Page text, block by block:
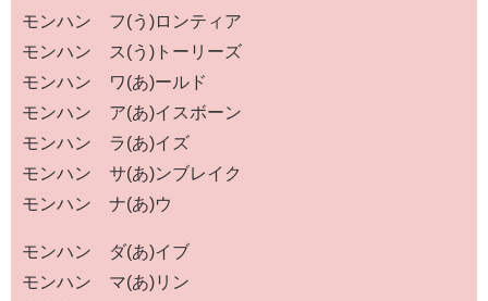
モンハン フ(う)ロンティア
モンハン ス(う)トーリーズ
モンハン ワ(あ)ールド
モンハン ア(あ)イスボーン
モンハン ラ(あ)イズ
モンハン サ(あ)ンブレイク
モンハン ナ(あ)ウ
モンハン ダ(あ)イブ
モンハン マ(あ)リン